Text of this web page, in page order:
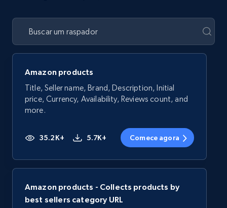
Amazon products
Title, Seller name, Brand, Description, Initial
price, Currency, Availability, Reviews count, and
more.
35.2K+ 5.7K+ Comece agora
Amazon products - Collects products by
best sellers category URL